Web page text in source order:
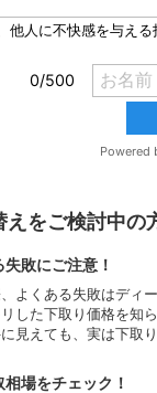
えをご検討中の
敗にご注意！
よくある失敗はディ
した下取り価格を知
見えても、実は下取
場をチェック！